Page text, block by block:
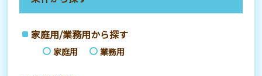
家庭用/業務用から探す
家庭用 業務用